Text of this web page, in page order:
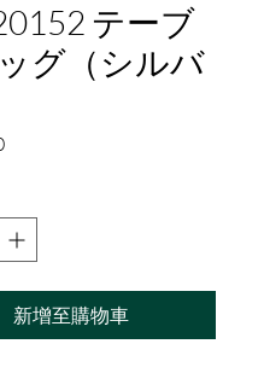
テーブ
グ（シルバ
價
新增至購物車